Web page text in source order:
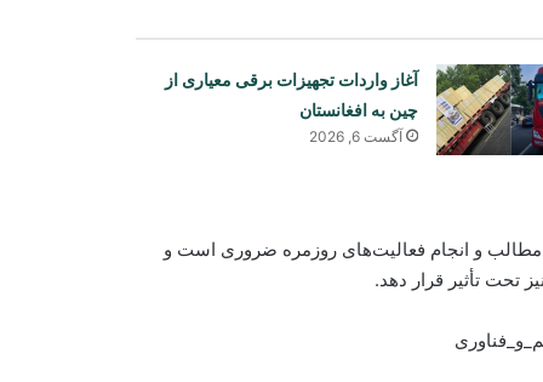
آغاز واردات تجهیزات برقی معیاری از
چین به افغانستان
آگست 6, 2026
مطالب و انجام فعالیت‌های روزمره ضروری است و
تحت تأثیر قرار دهد.
چین دو ماهواره فراطیفی «چشم هوشمند
شرقی» را با موفقیت پرتاب کرد